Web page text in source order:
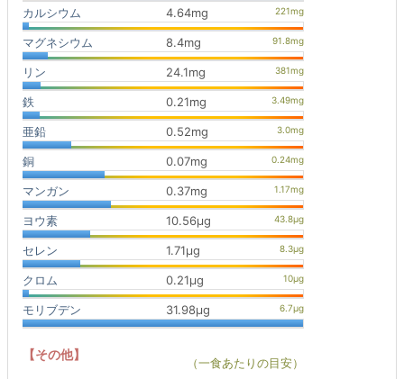
カルシウム 4.64mg
マグネシウム 8.4mg
リン 24.1mg
鉄 0.21mg
亜鉛 0.52mg
銅 0.07mg
マンガン 0.37mg
ヨウ素 10.56μg
セレン 1.71μg
クロム 0.21μg
モリブデン 31.98μg
【その他】
（一食あたりの目安）